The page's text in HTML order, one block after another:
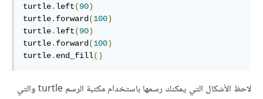
turtle. left(90)
turtle. forward (100)
turtle. left(90)
turtle. forward (100)
turtle. end_fill()
لاحظ الأشكال التي يمكنك رسمها باستخدام مكتبة الرسم turtle والتي